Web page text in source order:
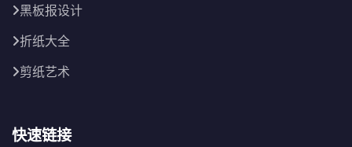
黑板报设计
折纸大全
剪纸艺术
快速链接